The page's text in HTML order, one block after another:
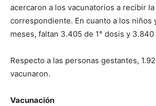
acercaron a los vacunatorios a recibir
correspondiente. En cuanto a los niños
meses, faltan 3.405 de 1° dosis y 3.840
Respecto a las personas gestantes,
vacunaron.
Vacunación